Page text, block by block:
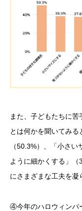
また、子どもたちに
とは何かを聞いてみる
（50.3%）、「小さ
ように細かくする」
にさまざまな工夫を凝
④今年のハロウィンパ